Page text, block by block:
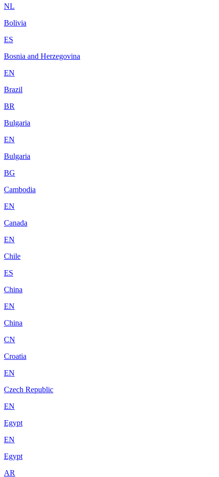
NL
Bolivia
ES
Bosnia and Herzegovina
EN
Brazil
BR
Bulgaria
EN
Bulgaria
BG
Cambodia
EN
Canada
EN
Chile
ES
China
EN
China
CN
Croatia
EN
Czech Republic
EN
Egypt
EN
Egypt
AR